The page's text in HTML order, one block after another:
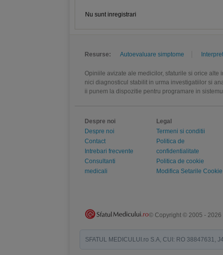
Nu sunt inregistrari
Resurse: Autoevaluare simptome
Opiniile avizate ale medicilor, sfaturile si orice
nici diagnosticul stabilit in urma investigatiilor si
ii punem la dispozitie pentru programare in
Despre noi
Despre noi
Contact
Intrebari frecvente
Consultanti
medicali
Legal
Termeni si conditii
Politica de
confidentialitate
Politica de cookie
Modifica Setarile Cookie
© Copyright © 2005 - 2026
SFATUL MEDICULUI.ro S.A, CUI: RO 38847631,